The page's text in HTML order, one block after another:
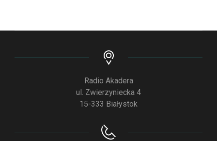
Radio Akadera
ul. Zwierzyniecka 4
15-333 Białystok